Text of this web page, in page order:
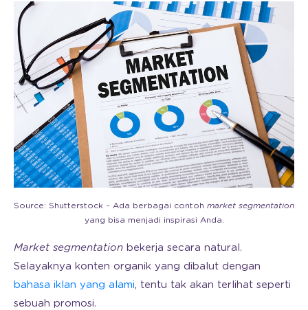
Source: Shutterstock – Ada berbagai contoh market segmentation
yang bisa menjadi inspirasi Anda.
Market segmentation bekerja secara natural.
Selayaknya konten organik yang dibalut dengan
bahasa iklan yang alami, tentu tak akan terlihat seperti
sebuah promosi.